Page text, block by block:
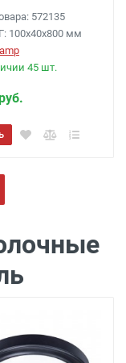
572135
100x40x800 мм
45 шт.